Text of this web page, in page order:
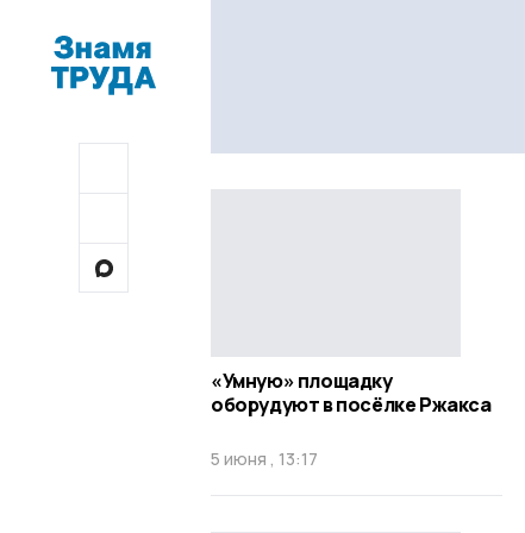
«Умную» площадку
оборудуют в посёлке Ржакса
5 июня , 13:17